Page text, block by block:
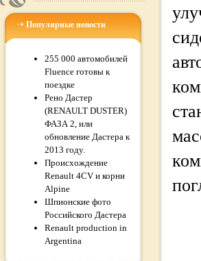
Популярные новости
255 000 автомобилей
Fluence готовы к
поездке
Рено Дастер
(RENAULT DUSTER)
ФАЗА 2, или
обновление Дастера к
2013 году.
Происхождение
Renault 4CV и корни
Alpine
Шпионские фото
Российского Дастера
Renault production in
Argentina